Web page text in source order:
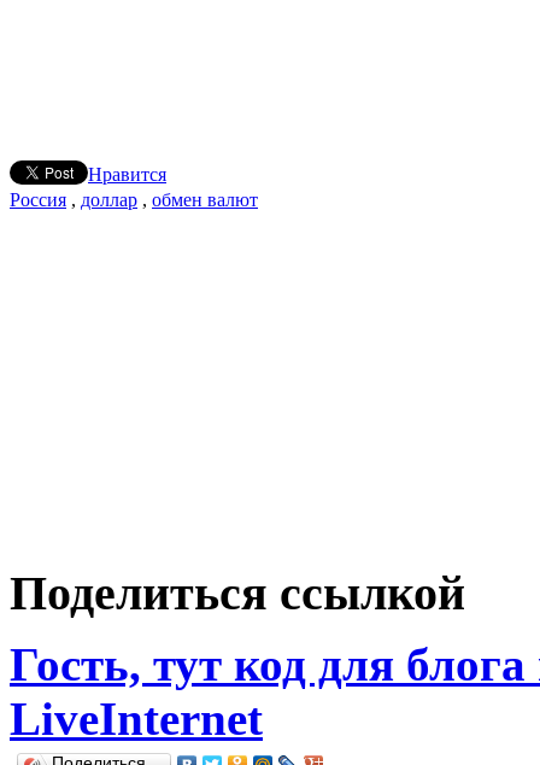
Нравится
Россия , доллар , обмен валют
Поделиться ссылкой
Гость, тут код для
LiveInternet